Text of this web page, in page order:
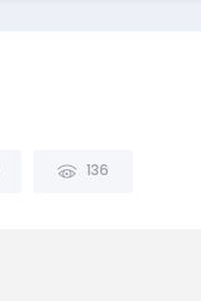
136